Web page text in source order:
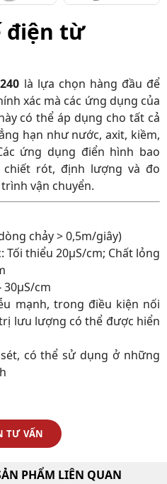
điện từ
là lựa chọn hàng đầu để
xác mà các ứng dụng của
có thể áp dụng cho tất cả
hạn như nước, axit, kiềm,
ứng dụng điển hình bao
rót, định lượng và đo
vận chuyển.
chảy > 0,5m/giây)
Tối thiểu 20μS/cm; Chất lỏng
cm
mạnh, trong điều kiện nối
lưu lượng có thể được hiển
có thể sử dụng ở những
TƯ VẤN
PHẨM LIÊN QUAN